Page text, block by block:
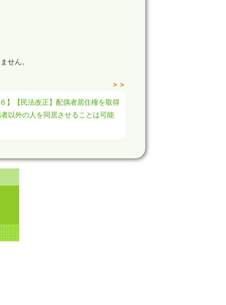
せん。
＞＞
】【民法改正】配偶者居住権を取得
以外の人を同居させることは可能